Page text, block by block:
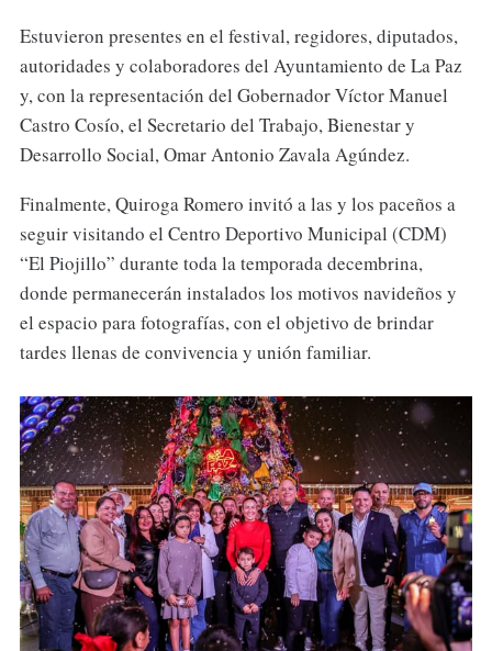
Estuvieron presentes en el festival, regidores, diputados,
autoridades y colaboradores del Ayuntamiento de La Paz
y, con la representación del Gobernador Víctor Manuel
Castro Cosío, el Secretario del Trabajo, Bienestar y
Desarrollo Social, Omar Antonio Zavala Agúndez.
Finalmente, Quiroga Romero invitó a las y los paceños a
seguir visitando el Centro Deportivo Municipal (CDM)
“El Piojillo” durante toda la temporada decembrina,
donde permanecerán instalados los motivos navideños y
el espacio para fotografías, con el objetivo de brindar
tardes llenas de convivencia y unión familiar.